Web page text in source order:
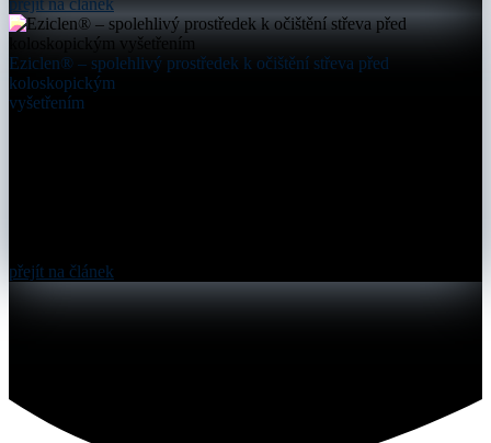
Eziclen® – spolehlivý prostředek k očištění střeva před
koloskopickým
vyšetřením
přejít na článek